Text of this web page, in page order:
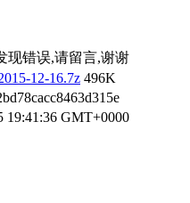
现错误,请留言,谢谢
12-16.7z 496K
19:41:36 GMT+0000